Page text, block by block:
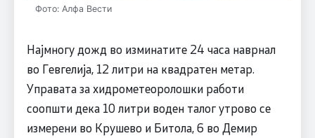
Фото: Алфа Вести
Најмногу дожд во изминатите 24 часа наврнал
во Гевгелија, 12 литри на квадратен метар.
Управата за хидрометеоролошки работи
соопшти дека 10 литри воден талог утрово се
измерени во Крушево и Битола, 6 во Демир